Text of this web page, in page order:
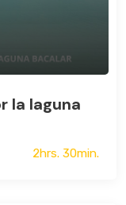
la laguna
2hrs. 30min.